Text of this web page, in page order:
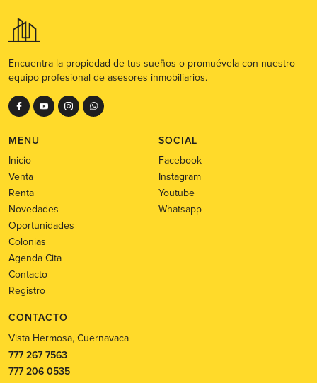
Encuentra la propiedad de tus sueños o promuévela con nuestro
equipo profesional de asesores inmobiliarios.
MENU
Inicio
Venta
Renta
Novedades
Oportunidades
Colonias
Agenda Cita
Contacto
Registro
SOCIAL
Facebook
Instagram
Youtube
Whatsapp
CONTACTO
Vista Hermosa, Cuernavaca
777 267 7563
777 206 0535